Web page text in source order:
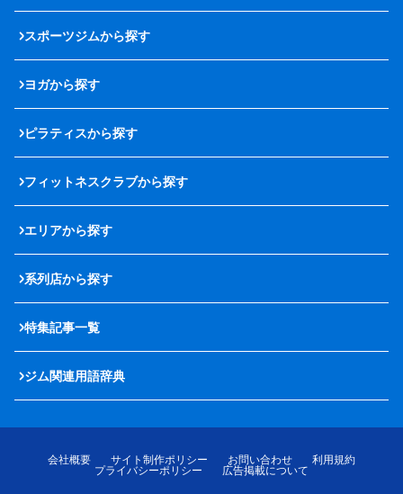
スポーツジムから探す
ヨガから探す
ピラティスから探す
フィットネスクラブから探す
エリアから探す
系列店から探す
特集記事一覧
ジム関連用語辞典
会社概要 サイト制作ポリシー お問い合わせ
利用規約
プライバシーポリシー
広告掲載について